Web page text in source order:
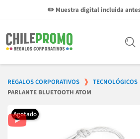
✏️ Muestra digital incluida
REGALOS CORPORATIVOS TECNOLÓGICOS
PARLANTE BLUETOOTH ATOM
Agotado